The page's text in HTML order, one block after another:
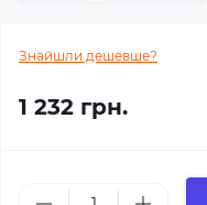
Знайшли дешевше?
1 232 грн.